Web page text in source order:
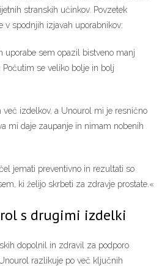
stranskih učinkov. Povzetek
v spodnjih izjavah uporabnikov:
uporabe sem opazil bistveno manj
Počutim se veliko bolje in bolj
več izdelkov, a Unourol mi je resnično
mi daje zaupanje in nimam nobenih
jemati preventivno in rezultati so
ki želijo skrbeti za zdravje prostate.«
s drugimi izdelki
dopolnil in zdravil za podporo
razlikuje po več ključnih